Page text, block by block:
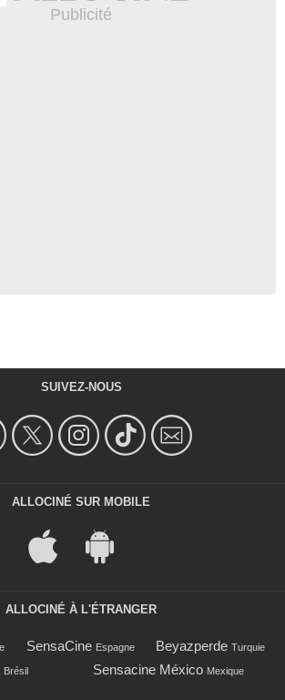
SUIVEZ-NOUS
ALLOCINÉ SUR MOBILE
ALLOCINÉ À L'ÉTRANGER
SensaCine Espagne Beyazperde Turquie
Brésil Sensacine México Mexique